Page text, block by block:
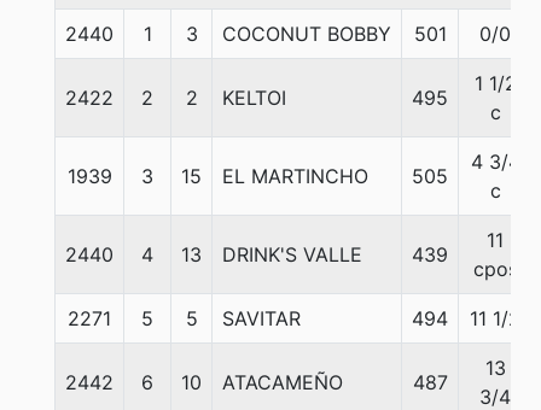
2440 1 3 COCONUT BOBBY 501 0/0
2422 2 2 KELTOI 495
1 1/2
c
1939 3 15 EL MARTINCHO 505
4 3/4
c
2440 4 13 DRINK'S VALLE 439
11
cpos
2271 5 5 SAVITAR 494 11 1/2
2442 6 10 ATACAMEÑO 487
13
3/4